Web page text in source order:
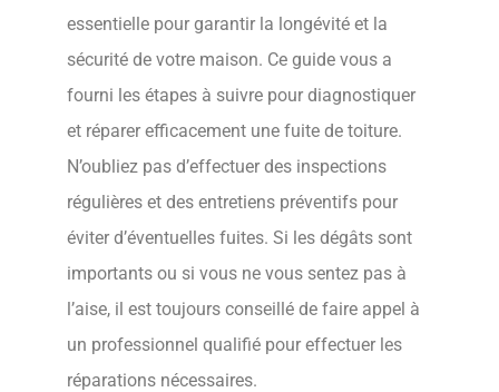
essentielle pour garantir la longévité et la
sécurité de votre maison. Ce guide vous a
fourni les étapes à suivre pour diagnostiquer
et réparer efficacement une fuite de toiture.
N’oubliez pas d’effectuer des inspections
régulières et des entretiens préventifs pour
éviter d’éventuelles fuites. Si les dégâts sont
importants ou si vous ne vous sentez pas à
l’aise, il est toujours conseillé de faire appel à
un professionnel qualifié pour effectuer les
réparations nécessaires.